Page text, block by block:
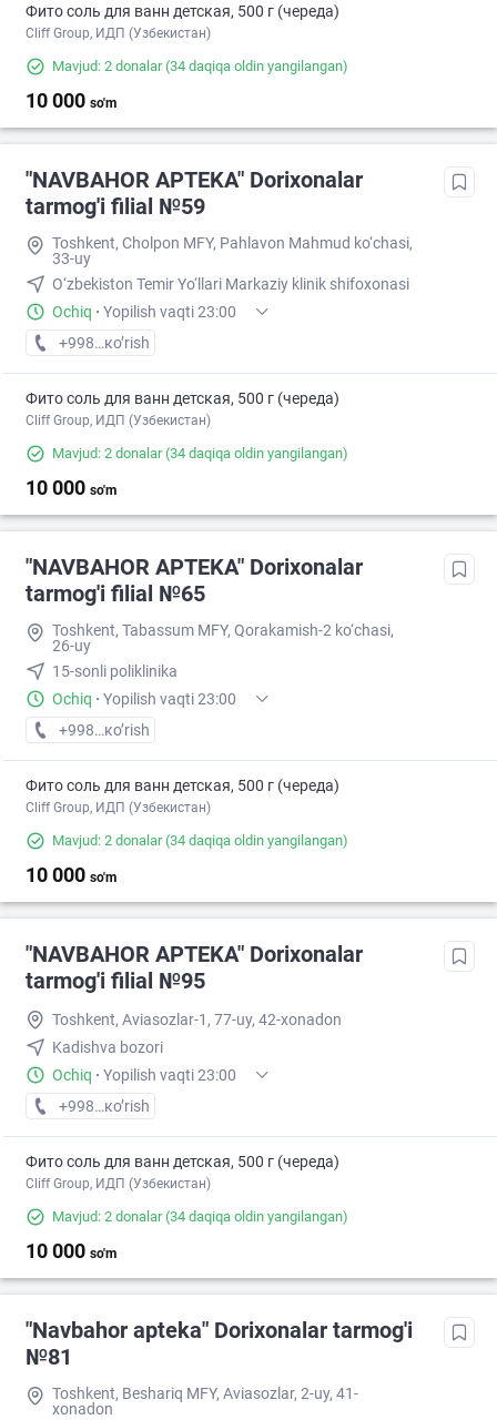
Фито соль для ванн детская, 500 г (череда)
Cliff Group, ИДП (Узбекистан)
Mavjud: 2 donalar(34 daqiqa oldin yangilangan)
10 000 so'm
"NAVBAHOR APTEKA" Dorixonalar
tarmog'i filial №59
Toshkent, Cholpon MFY, Pahlavon Mahmud ko‘chasi,
33-uy
O‘zbekiston Temir Yo‘llari Markaziy klinik shifoxonasi
Ochiq · Yopilish vaqti 23:00
+998 (94) XXX-XX-XX
кo’rish
Фито соль для ванн детская, 500 г (череда)
Cliff Group, ИДП (Узбекистан)
Mavjud: 2 donalar(34 daqiqa oldin yangilangan)
10 000 so'm
"NAVBAHOR APTEKA" Dorixonalar
tarmog'i filial №65
Toshkent, Tabassum MFY, Qorakamish-2 ko‘chasi,
26-uy
15-sonli poliklinika
Ochiq · Yopilish vaqti 23:00
+998 (94) XXX-XX-XX
кo’rish
Фито соль для ванн детская, 500 г (череда)
Cliff Group, ИДП (Узбекистан)
Mavjud: 2 donalar(34 daqiqa oldin yangilangan)
10 000 so'm
"NAVBAHOR APTEKA" Dorixonalar
tarmog'i filial №95
Toshkent, Aviasozlar-1, 77-uy, 42-xonadon
Kadishva bozori
Ochiq · Yopilish vaqti 23:00
+998 (94) XXX-XX-XX
кo’rish
Фито соль для ванн детская, 500 г (череда)
Cliff Group, ИДП (Узбекистан)
Mavjud: 2 donalar(34 daqiqa oldin yangilangan)
10 000 so'm
"Navbahor apteka" Dorixonalar tarmog'i
№81
Toshkent, Beshariq MFY, Aviasozlar, 2-uy, 41-
xonadon